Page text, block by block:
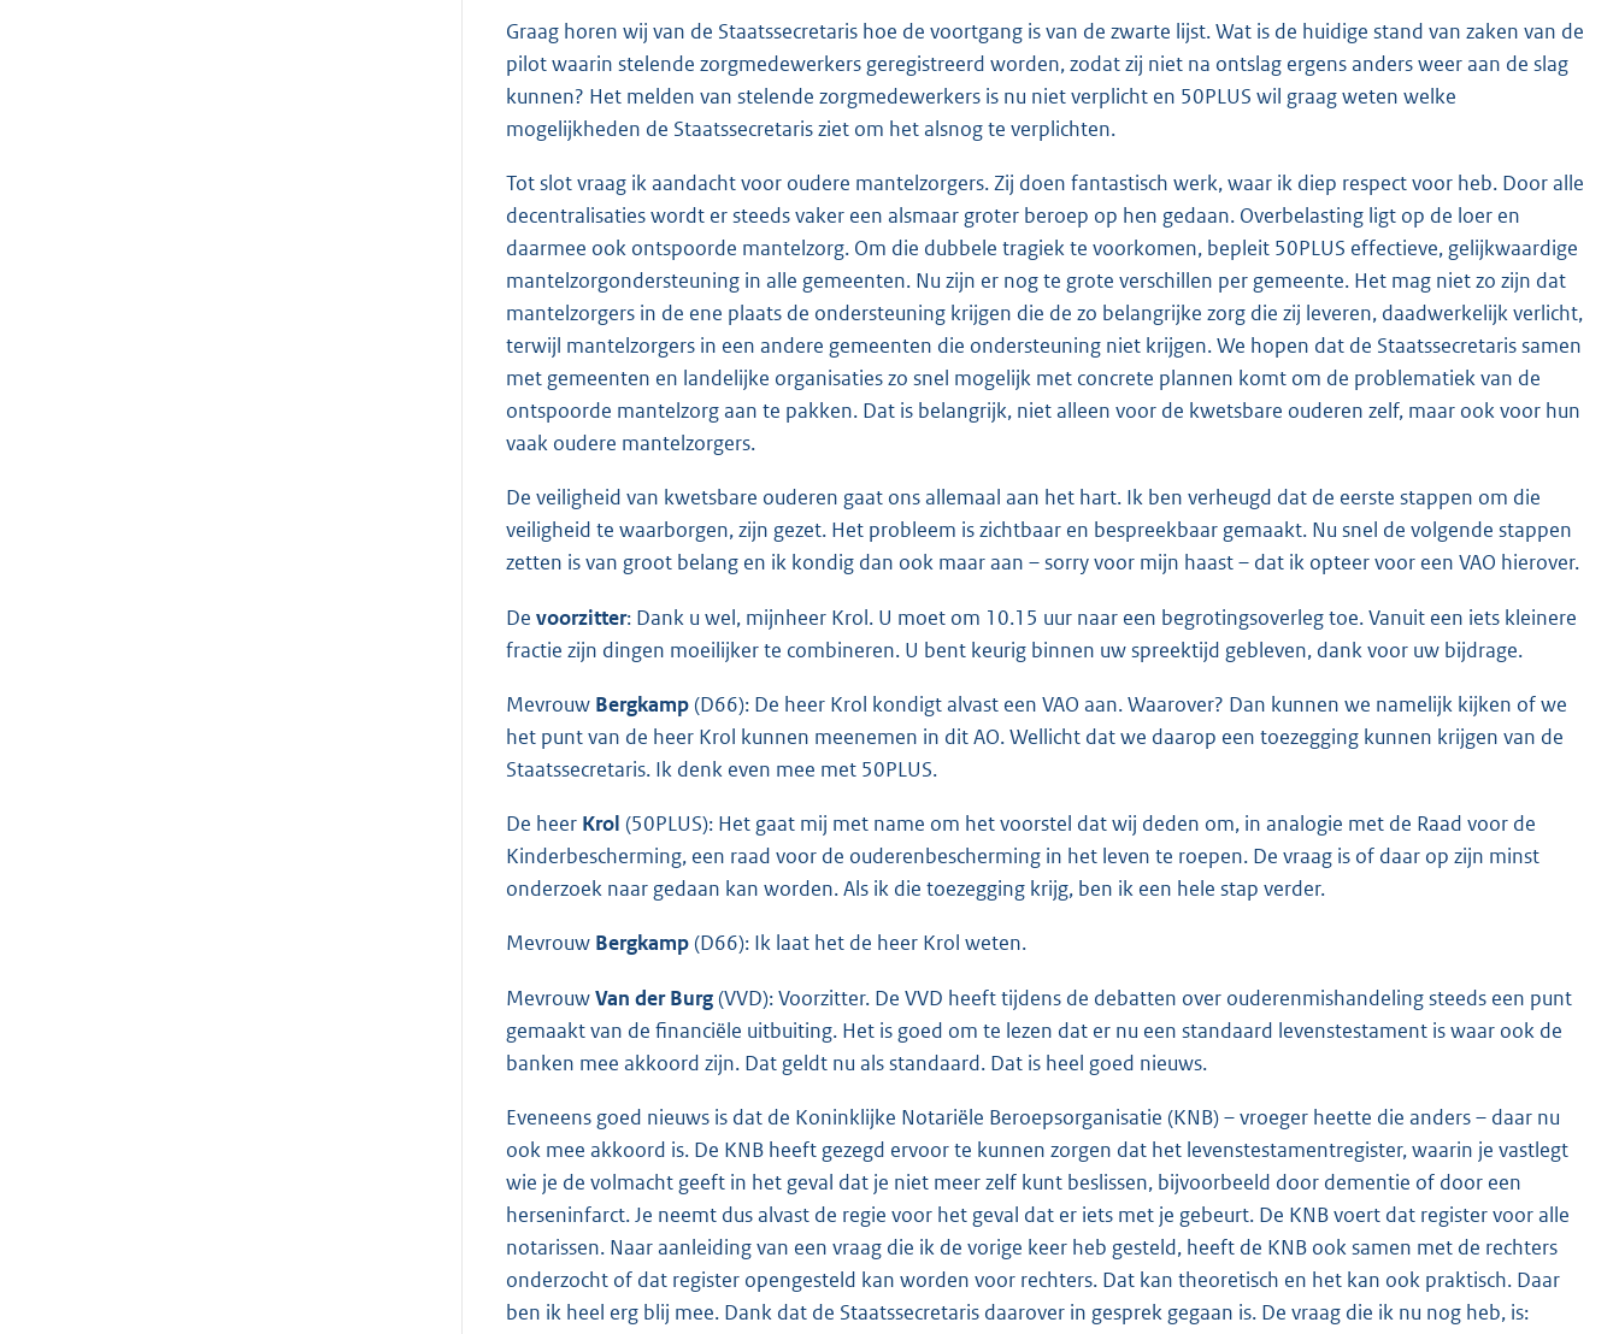
Graag horen wij van de Staatssecretaris hoe de voortgang is van de zwarte lijst. Wat is de huidige stand van zaken van de
pilot waarin stelende zorgmedewerkers geregistreerd worden, zodat zij niet na ontslag ergens anders weer aan de slag
kunnen? Het melden van stelende zorgmedewerkers is nu niet verplicht en 50PLUS wil graag weten welke
mogelijkheden de Staatssecretaris ziet om het alsnog te verplichten.
Tot slot vraag ik aandacht voor oudere mantelzorgers. Zij doen fantastisch werk, waar ik diep respect voor heb. Door alle
decentralisaties wordt er steeds vaker een alsmaar groter beroep op hen gedaan. Overbelasting ligt op de loer en
daarmee ook ontspoorde mantelzorg. Om die dubbele tragiek te voorkomen, bepleit 50PLUS effectieve, gelijkwaardige
mantelzorgondersteuning in alle gemeenten. Nu zijn er nog te grote verschillen per gemeente. Het mag niet zo zijn dat
mantelzorgers in de ene plaats de ondersteuning krijgen die de zo belangrijke zorg die zij leveren, daadwerkelijk verlicht,
terwijl mantelzorgers in een andere gemeenten die ondersteuning niet krijgen. We hopen dat de Staatssecretaris samen
met gemeenten en landelijke organisaties zo snel mogelijk met concrete plannen komt om de problematiek van de
ontspoorde mantelzorg aan te pakken. Dat is belangrijk, niet alleen voor de kwetsbare ouderen zelf, maar ook voor hun
vaak oudere mantelzorgers.
De veiligheid van kwetsbare ouderen gaat ons allemaal aan het hart. Ik ben verheugd dat de eerste stappen om die
veiligheid te waarborgen, zijn gezet. Het probleem is zichtbaar en bespreekbaar gemaakt. Nu snel de volgende stappen
zetten is van groot belang en ik kondig dan ook maar aan – sorry voor mijn haast – dat ik opteer voor een VAO hierover.
De voorzitter: Dank u wel, mijnheer Krol. U moet om 10.15 uur naar een begrotingsoverleg toe. Vanuit een iets kleinere
fractie zijn dingen moeilijker te combineren. U bent keurig binnen uw spreektijd gebleven, dank voor uw bijdrage.
Mevrouw Bergkamp(D66): De heer Krol kondigt alvast een VAO aan. Waarover? Dan kunnen we namelijk kijken of we
het punt van de heer Krol kunnen meenemen in dit AO. Wellicht dat we daarop een toezegging kunnen krijgen van de
Staatssecretaris. Ik denk even mee met 50PLUS.
De heer Krol (50PLUS): Het gaat mij met name om het voorstel dat wij deden om, in analogie met de Raad voor de
Kinderbescherming, een raad voor de ouderenbescherming in het leven te roepen. De vraag is of daar op zijn minst
onderzoek naar gedaan kan worden. Als ik die toezegging krijg, ben ik een hele stap verder.
Mevrouw Bergkamp(D66): Ik laat het de heer Krol weten.
MevrouwVan der Burg(VVD): Voorzitter. De VVD heeft tijdens de debatten over ouderenmishandeling steeds een punt
gemaakt van de financiële uitbuiting. Het is goed om te lezen dat er nu een standaard levenstestament is waar ook de
banken mee akkoord zijn. Dat geldt nu als standaard. Dat is heel goed nieuws.
Eveneens goed nieuws is dat de Koninklijke Notariële Beroepsorganisatie (KNB) – vroeger heette die anders – daar nu
ook mee akkoord is. De KNB heeft gezegd ervoor te kunnen zorgen dat het levenstestamentregister, waarin je vastlegt
wie je de volmacht geeft in het geval dat je niet meer zelf kunt beslissen, bijvoorbeeld door dementie of door een
herseninfarct. Je neemt dus alvast de regie voor het geval dat er iets met je gebeurt. De KNB voert dat register voor alle
notarissen. Naar aanleiding van een vraag die ik de vorige keer heb gesteld, heeft de KNB ook samen met de rechters
onderzocht of dat register opengesteld kan worden voor rechters. Dat kan theoretisch en het kan ook praktisch. Daar
ben ik heel erg blij mee. Dank dat de Staatssecretaris daarover in gesprek gegaan is. De vraag die ik nu nog heb, is: